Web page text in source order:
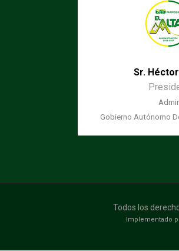
Sr.
Gobierno Autónomo
Todos los
Implementado